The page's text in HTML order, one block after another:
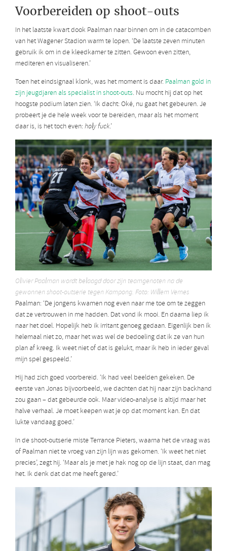
Voorbereiden op shoot-outs
In het laatste kwart dook Paalman naar binnen om in de catacomben
van het Wagener Stadion warm te lopen. ‘De laatste zeven minuten
gebruik ik om in de kleedkamer te zitten. Gewoon even zitten,
mediteren en visualiseren.’
Toen het eindsignaal klonk, was het moment is daar. Paalman gold in
zijn jeugdjaren als specialist in shoot-outs. Nu mocht hij dat op het
hoogste podium laten zien. ‘Ik dacht: Oké, nu gaat het gebeuren. Je
probeert je de hele week voor te bereiden, maar als het moment
daar is, is het toch even: holy fuck.’
Olivier Paalman wordt belaagd door zijn teamgenoten na de
gewonnen shoot-outserie tegen Kampong. Foto: Willem Vernes
Paalman: ‘De jongens kwamen nog even naar me toe om te zeggen
dat ze vertrouwen in me hadden. Dat vond ik mooi. En daarna liep ik
naar het doel. Hopelijk heb ik irritant genoeg gedaan. Eigenlijk ben ik
helemaal niet zo, maar het was wel de bedoeling dat ik ze van hun
plan af kreeg. Ik weet niet of dat is gelukt, maar ik heb in ieder geval
mijn spel gespeeld.’
Hij had zich goed voorbereid. ‘Ik had veel beelden gekeken. De
eerste van Jonas bijvoorbeeld, we dachten dat hij naar zijn backhand
zou gaan – dat gebeurde ook. Maar video-analyse is altijd maar het
halve verhaal. Je moet keepen wat je op dat moment kan. En dat
lukte vandaag goed.’
In de shoot-outserie miste Terrance Pieters, waarna het de vraag was
of Paalman niet te vroeg van zijn lijn was gekomen. ‘Ik weet het niet
precies’, zegt hij. ‘Maar als je met je hak nog op de lijn staat, dan mag
het. Ik denk dat dat me heeft gered.’